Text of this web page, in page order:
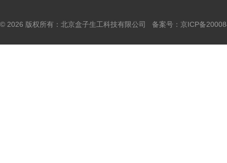
© 2026 版权所有：北京盒子生工科技有限公司 备案号： 京ICP备